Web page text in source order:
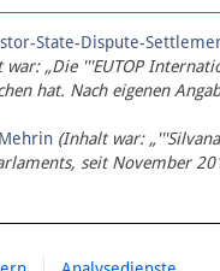
State-Dispute-
war: „Die '''EUTOP
hat. Nach eigenen
(Inhalt war:
seit November